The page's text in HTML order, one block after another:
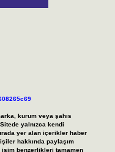
kurum veya şahıs
yalnızca kendi
yer alan içerikler haber
hakkında paylaşım
isim benzerlikleri tamamen